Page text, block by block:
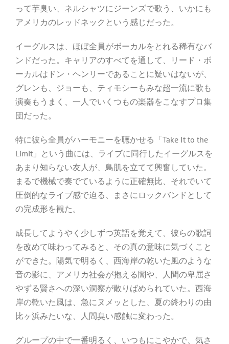
って芋臭い、ネルシャツにジーンズで歌う、いかにも
アメリカのレッドネックという感じだった。
イーグルスは、ほぼ全員がボーカルをとれる稀有なバ
ンドだった。キャリアのすべてを通して、リード・ボ
ーカルはドン・ヘンリーであることに疑いはないが、
グレンも、ジョーも、ティモシーもみな超一流に歌も
演奏もうまく、一人でいくつもの楽器をこなすプロ集
団だった。
特に彼ら全員がハーモニーを聴かせる「Take It to the
Limit」という曲には、ライブに同行したイーグルスを
あまり知らない友人が、鳥肌を立てて興奮していた。
まるで機械で奏でているように正確無比、それでいて
圧倒的なライブ感で迫る、まさにロックバンドとして
の完成形を観た。
成長してようやく少しずつ英語を覚えて、彼らの歌詞
を改めて味わってみると、その真の意味に気づくこと
ができた。陽気で明るく、西海岸の乾いた風のような
音の影に、アメリカ社会が抱える闇や、人間の卑屈さ
やずる賢さへの深い洞察が散りばめられていた。西海
岸の乾いた風は、急にヌメッとした、夏の終わりの由
比ヶ浜みたいな、人間臭い感触に変わった。
グループの中で一番明るく、いつもにこやかで、気さ